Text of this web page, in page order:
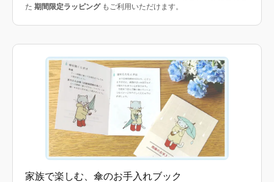
た 期間限定ラッピングもご利用いただけます。
家族で楽しむ、傘のお手入れブック